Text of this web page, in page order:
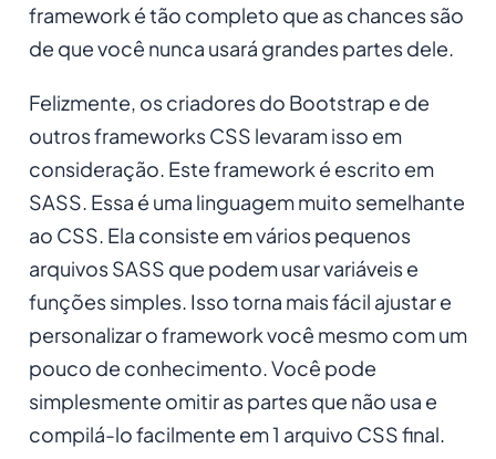
framework é tão completo que as chances são
de que você nunca usará grandes partes dele.
Felizmente, os criadores do Bootstrap e de
outros frameworks CSS levaram isso em
consideração. Este framework é escrito em
SASS. Essa é uma linguagem muito semelhante
ao CSS. Ela consiste em vários pequenos
arquivos SASS que podem usar variáveis e
funções simples. Isso torna mais fácil ajustar e
personalizar o framework você mesmo com um
pouco de conhecimento. Você pode
simplesmente omitir as partes que não usa e
compilá-lo facilmente em 1 arquivo CSS final.